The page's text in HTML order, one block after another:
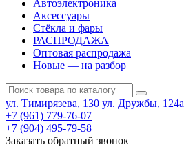
Автоэлектроника
Аксессуары
Стёкла и фары
РАСПРОДАЖА
Оптовая распродажа
Новые — на разбор
ул. Тимирязева, 130 ул. Дружбы, 124а
+7 (961) 779-76-07
+7 (904) 495-79-58
Заказать обратный звонок